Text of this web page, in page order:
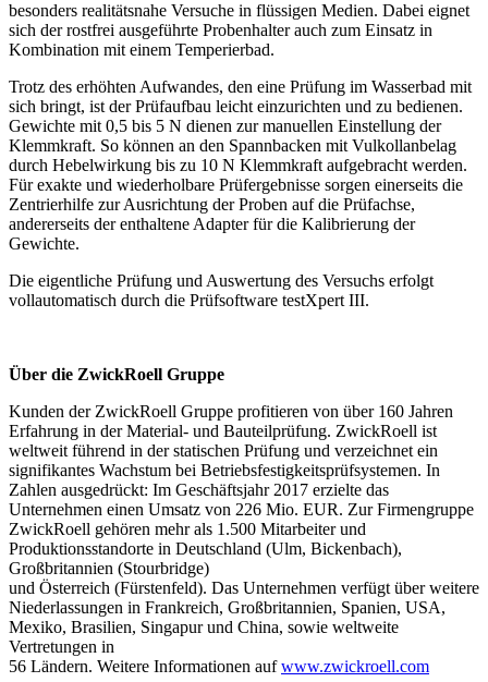
besonders realitätsnahe Versuche in flüssigen Medien. Dabei eignet
sich der rostfrei ausgeführte Probenhalter auch zum Einsatz in
Kombination mit einem Temperierbad.
Trotz des erhöhten Aufwandes, den eine Prüfung im Wasserbad mit
sich bringt, ist der Prüfaufbau leicht einzurichten und zu bedienen.
Gewichte mit 0,5 bis 5 N dienen zur manuellen Einstellung der
Klemmkraft. So können an den Spannbacken mit Vulkollanbelag
durch Hebelwirkung bis zu 10 N Klemmkraft aufgebracht werden.
Für exakte und wiederholbare Prüfergebnisse sorgen einerseits die
Zentrierhilfe zur Ausrichtung der Proben auf die Prüfachse,
andererseits der enthaltene Adapter für die Kalibrierung der
Gewichte.
Die eigentliche Prüfung und Auswertung des Versuchs erfolgt
vollautomatisch durch die Prüfsoftware testXpert III.
Über die ZwickRoell Gruppe
Kunden der ZwickRoell Gruppe profitieren von über 160 Jahren
Erfahrung in der Material- und Bauteilprüfung. ZwickRoell ist
weltweit führend in der statischen Prüfung und verzeichnet ein
signifikantes Wachstum bei Betriebsfestigkeitsprüfsystemen. In
Zahlen ausgedrückt: Im Geschäftsjahr 2017 erzielte das
Unternehmen einen Umsatz von 226 Mio. EUR. Zur Firmengruppe
ZwickRoell gehören mehr als 1.500 Mitarbeiter und
Produktionsstandorte in Deutschland (Ulm, Bickenbach),
Großbritannien (Stourbridge)
und Österreich (Fürstenfeld). Das Unternehmen verfügt über weitere
Niederlassungen in Frankreich, Großbritannien, Spanien, USA,
Mexiko, Brasilien, Singapur und China, sowie weltweite
Vertretungen in
56 Ländern. Weitere Informationen aufwww.zwickroell.com